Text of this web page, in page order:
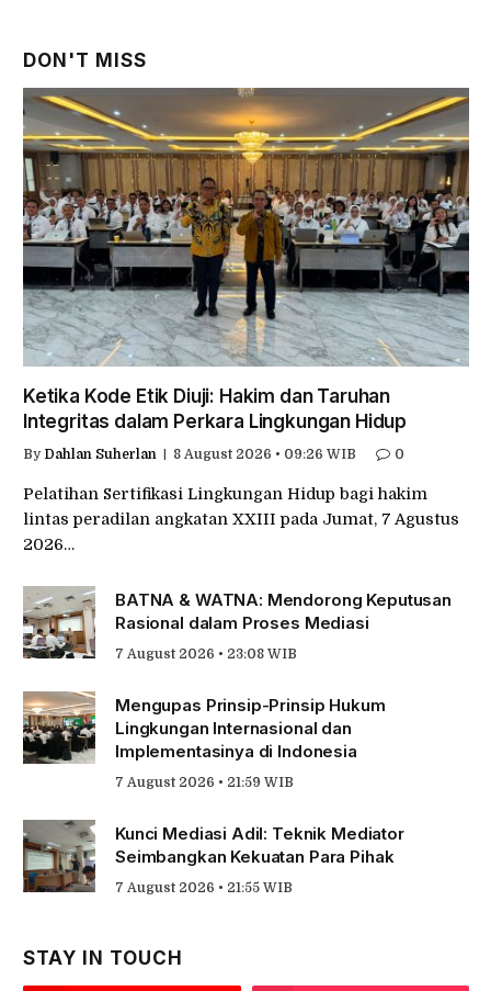
DON'T MISS
Ketika Kode Etik Diuji: Hakim dan Taruhan
Integritas dalam Perkara Lingkungan Hidup
By Dahlan Suherlan 8 August 2026 • 09:26 WIB 0
Pelatihan Sertifikasi Lingkungan Hidup bagi hakim
lintas peradilan angkatan XXIII pada Jumat, 7 Agustus
2026…
BATNA & WATNA: Mendorong Keputusan
Rasional dalam Proses Mediasi
7 August 2026 • 23:08 WIB
Mengupas Prinsip-Prinsip Hukum
Lingkungan Internasional dan
Implementasinya di Indonesia
7 August 2026 • 21:59 WIB
Kunci Mediasi Adil: Teknik Mediator
Seimbangkan Kekuatan Para Pihak
7 August 2026 • 21:55 WIB
STAY IN TOUCH